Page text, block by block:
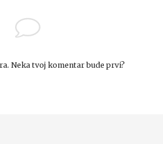
Neka tvoj komentar bude prvi?